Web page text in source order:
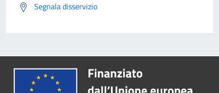
Segnala disservizio